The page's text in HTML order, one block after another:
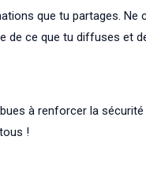
que tu partages.
de ce que tu diffuses et
à renforcer la
!